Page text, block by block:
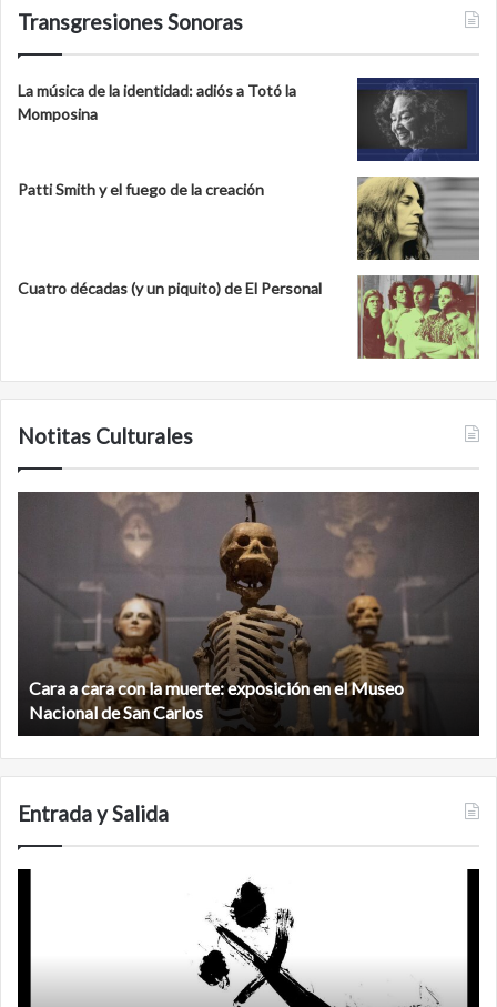
Transgresiones Sonoras
La música de la identidad: adiós a Totó la
Momposina
Patti Smith y el fuego de la creación
Cuatro décadas (y un piquito) de El Personal
Notitas Culturales
con
muerte:
exposición
el
Museo
Nacional
de
San
Carlos
Cara a cara con la muerte: exposición en el Museo
Nacional de San Carlos
Entrada y Salida